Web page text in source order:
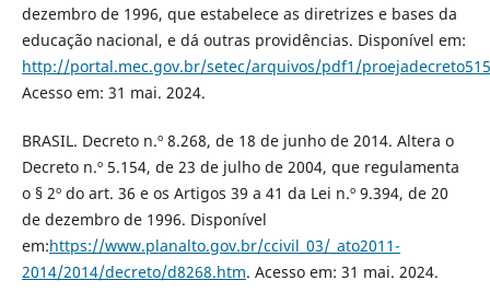
dezembro de 1996, que estabelece as diretrizes e bases da
educação nacional, e dá outras providências. Disponível em:
http://portal.mec.gov.br/setec/arquivos/pdf1/
Acesso em: 31 mai. 2024.
BRASIL. Decreto n.º 8.268, de 18 de junho de 2014. Altera o
Decreto n.º 5.154, de 23 de julho de 2004, que regulamenta
o § 2º do art. 36 e os Artigos 39 a 41 da Lei n.º 9.394, de 20
de dezembro de 1996. Disponível
em:https://www.planalto.gov.br/ccivil_03/_ato2011-
2014/2014/decreto/d8268.htm. Acesso em: 31 mai. 2024.